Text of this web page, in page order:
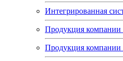
Интегрированная
Продукция компании
Продукция